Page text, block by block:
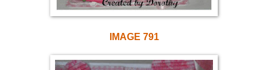
IMAGE 791